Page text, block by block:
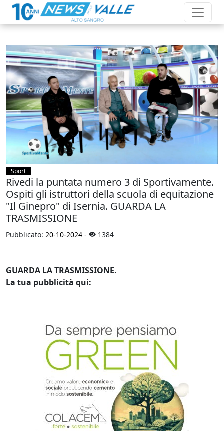
Sport
Rivedi la puntata numero 3 di Sportivamente.
Ospiti gli istruttori della scuola di equitazione
"Il Ginepro" di Isernia. GUARDA LA
TRASMISSIONE
Pubblicato: 20-10-2024 - 1384
GUARDA LA TRASMISSIONE.
La tua pubblicità qui: